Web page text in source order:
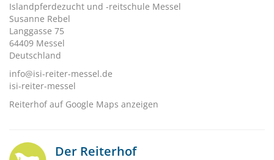
Islandpferdezucht und -reitschule Messel
Susanne Rebel
Langgasse 75
64409 Messel
Deutschland
info@isi-reiter-messel.de
isi-reiter-messel
Reiterhof auf Google Maps anzeigen
Der Reiterhof